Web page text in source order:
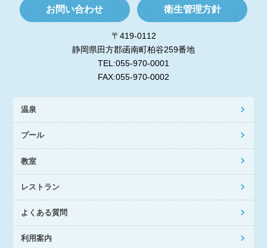
お問い合わせ 衛生管理方針
〒419-0112
静岡県田方郡函南町柏谷259番地
TEL:055-970-0001
FAX:055-970-0002
温泉
プール
教室
レストラン
よくある質問
利用案内